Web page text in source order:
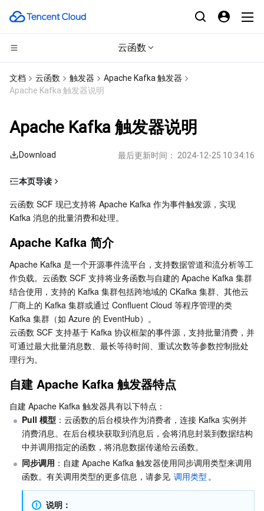
云函数
CDN与边缘平台
边缘安全加速平台 EO
内容分发网络 CDN
全站加速网络
DDoS 防护
安全加速 SCDN
多网聚合加速（腾讯云聚通）
计算
云服务器
轻量应用服务器
裸金属云服务器
GPU 云服务器
专用宿主机
弹性伸缩
自动化助手
边缘计算
边缘计算机器
高性能计算
批量计算
高性能计算集群
容器
容器服务
服务网格
容器镜像服务
云原生分布式云中心
分布式云
本地专用集群
边缘可用区
专属可用区
微服务
弹性微服务
API 网关
注册配置治理
Serverless
云函数
基础存储服务
对象存储
文件存储
云 HDFS
数据加速器 GooseFS
存储数据服务
日志服务
智能媒资托管
关系型数据库
云数据库 MariaDB
云数据库 PostgreSQL
TDSQL-C MySQL 版
TDSQL MySQL 版
NoSQL 数据库
腾讯云分布式缓存数据库（兼容 Redis）
数据库 SaaS 服务
文档 云函数 触发器
Apache Kafka 触发器
Apache Kafka 触发器说明
Apache Kafka 触发器说明
Download 最后更新时间： 2024-12-25 10:34:16
本页导读
自建 Apache Kafka 触发器特点
自建 Apache Kafka 触发器属性
常见问题
自建 Apache Kafka 消息堆积了很多该如何处理？
云函数 SCF 现已支持将 Apache Kafka 作为事件触发源，实现
Kafka 消息的批量消费和处理。
Apache Kafka 简介
Apache Kafka 是一个开源事件流平台，支持数据管道和流分析等工
作负载。云函数 SCF 支持将业务函数与自建的 Apache Kafka 集群
结合使用，支持的 Kafka 集群包括跨地域的 CKafka 集群、其他云
厂商上的 Kafka 集群或通过 Confluent Cloud 等程序管理的类
Kafka 集群（如 Azure 的 EventHub）。
云函数 SCF 支持基于 Kafka 协议框架的事件源，支持批量消费，并
可通过最大批量消息数、最长等待时间、重试次数等参数控制批处
理行为。
自建 Apache Kafka 触发器特点
自建 Apache Kafka 触发器具有以下特点：
Pull 模型 ：云函数的后台模块作为消费者，连接 Kafka 实例并
消费消息。在后台模块获取到消息后，会将消息封装到数据结构
中并调用指定的函数，将消息数据传递给云函数。
同步调用 ：自建 Apache Kafka 触发器使用同步调用类型来调用
函数。有关调用类型的更多信息，请参见 调用类型 。
说明：